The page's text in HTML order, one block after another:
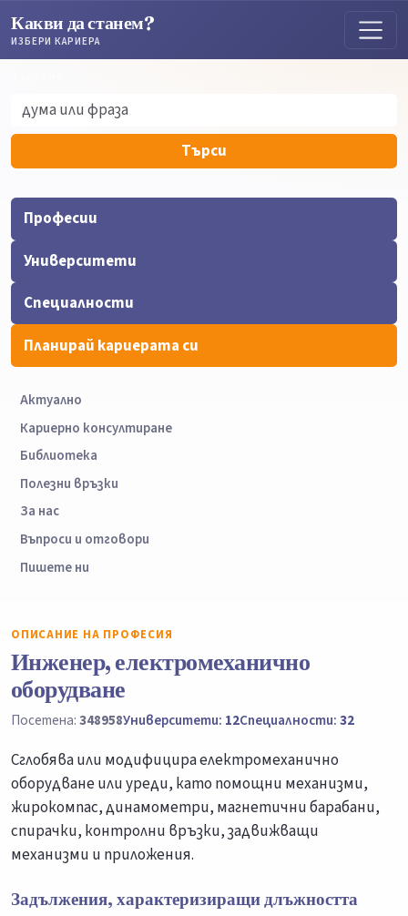
Какви да станем?
ИЗБЕРИ КАРИЕРА
Търси
Професии
Университети
Специалности
Планирай кариерата си
Актуално
Кариерно консултиране
Библиотека
Полезни връзки
За нас
Въпроси и отговори
Пишете ни
ОПИСАНИЕ НА ПРОФЕСИЯ
Инженер, електромеханично
оборудване
Посетена:348958Университети: 12Специалности:32
Сглобява или модифицира електромеханично
оборудване или уреди, като помощни механизми,
жирокомпас, динамометри, магнетични барабани,
спирачки, контролни връзки, задвижващи
механизми и приложения.
Задължения, характеризиращи длъжността